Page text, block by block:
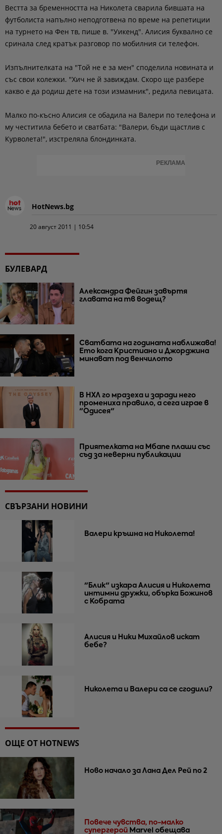
Вестта за бременността на Николета сварила бившата на
футболиста напълно неподготвена по време на репетиции
на турнето на Фен тв, пише в. "Уикенд". Алисия буквално се
сринала след кратък разговор по мобилния си телефон.
Изпълнителката на "Той не е за мен" споделила новината и
със свои колежки. "Хич не й завиждам. Скоро ще разбере
какво е да родиш дете на този измамник", редила певицата.
Малко по-късно Алисия се обадила на Валери по телефона и
му честитила бебето и сватбата: "Валери, бъди щастлив с
Курволета!", изстреляла блондинката.
РЕКЛАМА
HotNews.bg
20 август 2011 | 10:54
БУЛЕВАРД
Александра Фейгин завъртя
главата на тв водещ?
Сватбата на годината наближава!
Ето кога Кристиано и Джорджина
минават под венчилото
В НХЛ го мразеха и заради него
промениха правило, а сега играе в
"Одисея"
Приятелката на Мбапе плаши със
съд за неверни публикации
СВЪРЗАНИ НОВИНИ
Валери кръшна на Николета!
"Блик" изкара Алисия и Николета
интимни дружки, обърка Божинов
с Кобрата
Алисия и Ники Михайлов искат
бебе?
Николета и Валери са се сгодили?
ОЩЕ ОТ HOTNEWS
Ново начало за Лана Дел Рей по 2
Повече чувства, по-малко
супергерой Marvel обещава